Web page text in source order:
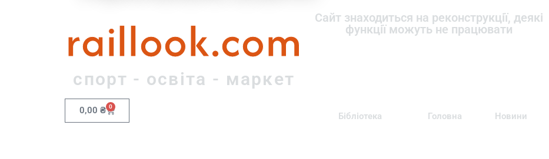
raillook.com
спорт - освіта - маркет
Сайт знаходиться на реконструкції, деякі
функції можуть не працювати
0,00 ₴ 0
Бібліотека Головна Новини